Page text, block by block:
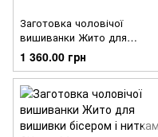
Заготовка чоловічої
вишиванки Жито для
вишивки бісером і нитками
СЧ009хЧнннн
1 360.00 грн